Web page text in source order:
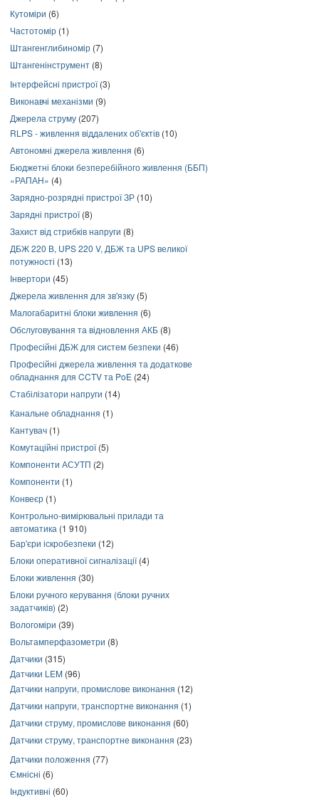
Кутоміри (6)
Частотомір (1)
Штангенглибиномір (7)
Штангенінструмент (8)
Інтерфейсні пристрої(3)
Виконавчі механізми (9)
Джерела струму (207)
RLPS - живлення віддалених об'єктів (10)
Автономні джерела живлення (6)
Бюджетні блоки безперебійного живлення (ББП)
«РАПАН» (4)
Зарядно-розрядні пристрої ЗР (10)
Зарядні пристрої(8)
Захист від стрибків напруги (8)
ДБЖ 220 В, UPS 220 V, ДБЖ та UPS великої
потужності (13)
Інвертори (45)
Джерела живлення для зв'язку (5)
Малогабаритні блоки живлення (6)
Обслуговування та відновлення АКБ (8)
Професійні ДБЖ для систем безпеки (46)
Професійні джерела живлення та додаткове
обладнання для CCTV та PoE (24)
Стабілізатори напруги (14)
Канальне обладнання (1)
Кантувач (1)
Комутаційні пристрої(5)
Компоненти АСУТП (2)
Компоненти (1)
Конвеєр (1)
Контрольно-вимірювальні прилади та
автоматика (1 910)
Бар'єри іскробезпеки (12)
Блоки оперативної сигналізації(4)
Блоки живлення (30)
Блоки ручного керування (блоки ручних
задатчиків) (2)
Вологоміри (39)
Вольтамперфазометри (8)
Датчики (315)
Датчики LEM (96)
Датчики напруги, промислове виконання (12)
Датчики напруги, транспортне виконання (1)
Датчики струму, промислове виконання (60)
Датчики струму, транспортне виконання (23)
Датчики положення (77)
Ємнісні (6)
Індуктивні (60)